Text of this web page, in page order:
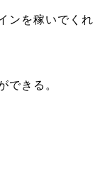
ンを稼いでくれ
できる。